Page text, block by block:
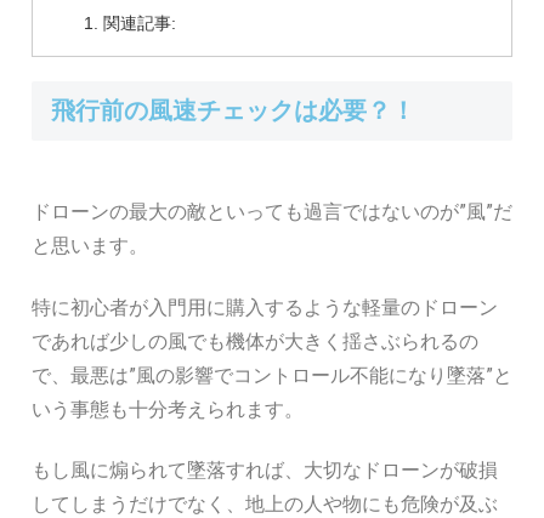
関連記事:
飛行前の風速チェックは必要？！
ドローンの最大の敵といっても過言ではないのが”風”だ
と思います。
特に初心者が入門用に購入するような軽量のドローン
であれば少しの風でも機体が大きく揺さぶられるの
で、最悪は”風の影響でコントロール不能になり墜落”と
いう事態も十分考えられます。
もし風に煽られて墜落すれば、大切なドローンが破損
してしまうだけでなく、地上の人や物にも危険が及ぶ